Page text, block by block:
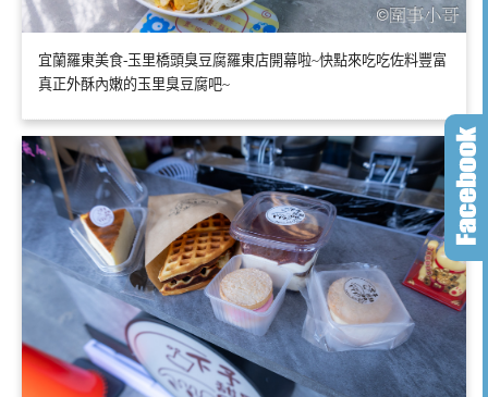
宜蘭羅東美食-玉里橋頭臭豆腐羅東店開幕啦~快點來吃吃佐料豐富
真正外酥內嫩的玉里臭豆腐吧~